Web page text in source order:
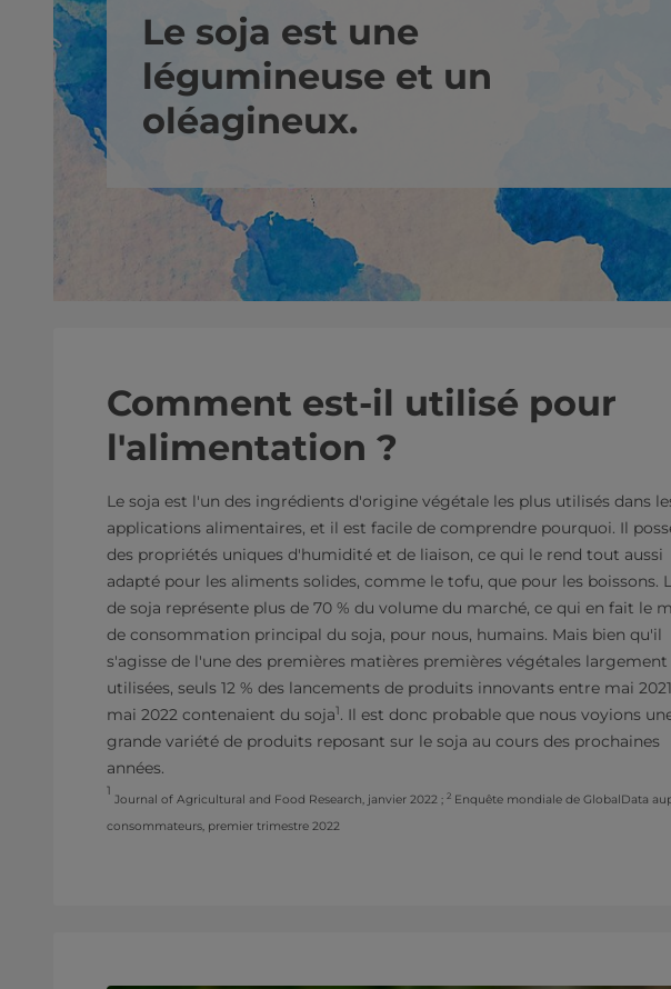
Le soja est une
légumineuse et un
oléagineux.
Comment est-il utilisé pour
l'alimentation ?
Le soja est l'un des ingrédients d'origine végétale les plus utilisés dans
applications alimentaires, et il est facile de comprendre pourquoi. Il
des propriétés uniques d'humidité et de liaison, ce qui le rend tout aussi
adapté pour les aliments solides, comme le tofu, que pour les boissons.
de soja représente plus de 70 % du volume du marché, ce qui en fait le
de consommation principal du soja, pour nous, humains. Mais bien qu'il
s'agisse de l'une des premières matières premières végétales largement
utilisées, seuls 12 % des lancements de produits innovants entre mai
mai 2022 contenaient du soja1. Il est donc probable que nous voyions
grande variété de produits reposant sur le soja au cours des prochaines
années.
1
Journal of Agricultural and Food Research, janvier 2022 ; 2 Enquête mondiale de GlobalData
consommateurs, premier trimestre 2022